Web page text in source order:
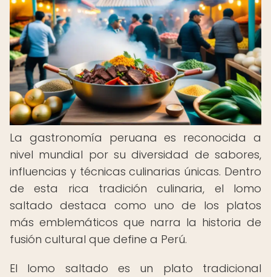
La gastronomía peruana es reconocida a
nivel mundial por su diversidad de sabores,
influencias y técnicas culinarias únicas. Dentro
de esta rica tradición culinaria, el lomo
saltado destaca como uno de los platos
más emblemáticos que narra la historia de
fusión cultural que define a Perú.
El lomo saltado es un plato tradicional